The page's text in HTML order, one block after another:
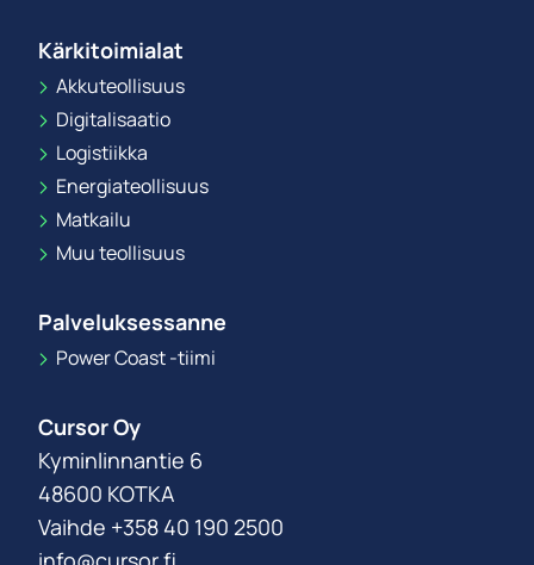
Kärkitoimialat
Akkuteollisuus
Digitalisaatio
Logistiikka
Energiateollisuus
Matkailu
Muu teollisuus
Palveluksessanne
Power Coast -tiimi
Cursor Oy
Kyminlinnantie 6
48600 KOTKA
Vaihde +358 40 190 2500